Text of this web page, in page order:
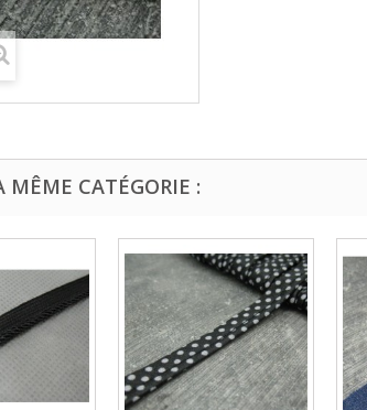
MÊME CATÉGORIE :